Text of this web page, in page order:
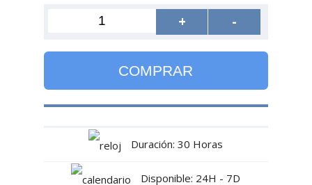
+ -
COMPRAR
Duración: 30 Horas
Disponible: 24H - 7D